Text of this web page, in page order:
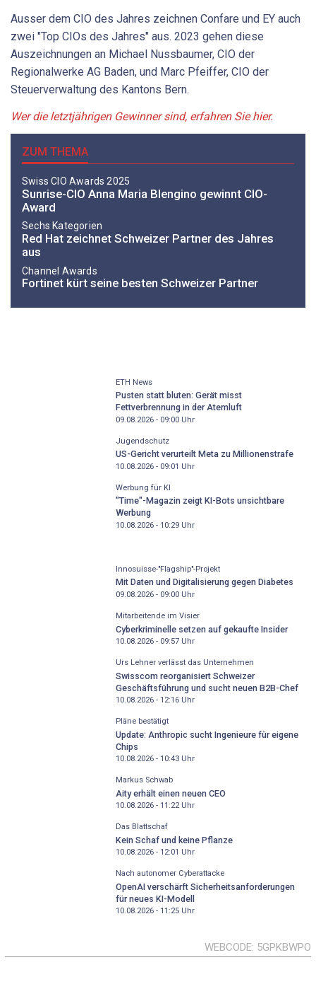
Ausser dem CIO des Jahres zeichnen Confare und EY auch
zwei "Top CIOs des Jahres" aus. 2023 gehen diese
Auszeichnungen an Michael Nussbaumer, CIO der
Regionalwerke AG Baden, und Marc Pfeiffer, CIO der
Steuerverwaltung des Kantons Bern.
Wer die letztjährigen Gewinner sind, erfahren Sie hier.
ZUM THEMA
Swiss CIO Awards 2025
Sunrise-CIO Anna Maria Blengino gewinnt CIO-
Award
Sechs Kategorien
Red Hat zeichnet Schweizer Partner des Jahres
aus
Channel Awards
Fortinet kürt seine besten Schweizer Partner
ETH News
Pusten statt bluten: Gerät misst
Fettverbrennung in der Atemluft
09.08.2026 - 09:00Uhr
Jugendschutz
US-Gericht verurteilt Meta zu Millionenstrafe
10.08.2026 - 09:01 Uhr
Werbung für KI
"Time"-Magazin zeigt KI-Bots unsichtbare
Werbung
10.08.2026 - 10:29Uhr
Innosuisse-"Flagship"-Projekt
Mit Daten und Digitalisierung gegen Diabetes
09.08.2026 - 09:00Uhr
Mitarbeitende im Visier
Cyberkriminelle setzen auf gekaufte Insider
10.08.2026 - 09:57Uhr
Urs Lehner verlässt das Unternehmen
Swisscom reorganisiert Schweizer
Geschäftsführung und sucht neuen B2B-Chef
10.08.2026 - 12:16Uhr
Pläne bestätigt
Update: Anthropic sucht Ingenieure für eigene
Chips
10.08.2026 - 10:43Uhr
Markus Schwab
Aity erhält einen neuen CEO
10.08.2026 - 11:22Uhr
Das Blattschaf
Kein Schaf und keine Pflanze
10.08.2026 - 12:01 Uhr
Nach autonomer Cyberattacke
OpenAI verschärft Sicherheitsanforderungen
für neues KI-Modell
10.08.2026 - 11:25Uhr
WEBCODE 5GPKBWPO